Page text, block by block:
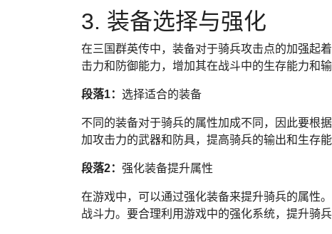
3. 装备选择与强化
在三国群英传中，装备对于骑兵攻击点的加强起
击力和防御能力，增加其在战斗中的生存能力和输
段落1： 选择适合的装备
不同的装备对于骑兵的属性加成不同，因此要根
加攻击力的武器和防具，提高骑兵的输出和生存能
段落2： 强化装备提升属性
在游戏中，可以通过强化装备来提升骑兵的属性
战斗力。要合理利用游戏中的强化系统，提升骑